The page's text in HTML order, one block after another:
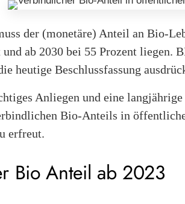
der (monetäre) Anteil an Bio-
und ab 2030 bei 55 Prozent liegen.
heutige Beschlussfassung
Anliegen und eine langjährige
Bio-Anteils in
erfreut.
Bio Anteil ab 2023